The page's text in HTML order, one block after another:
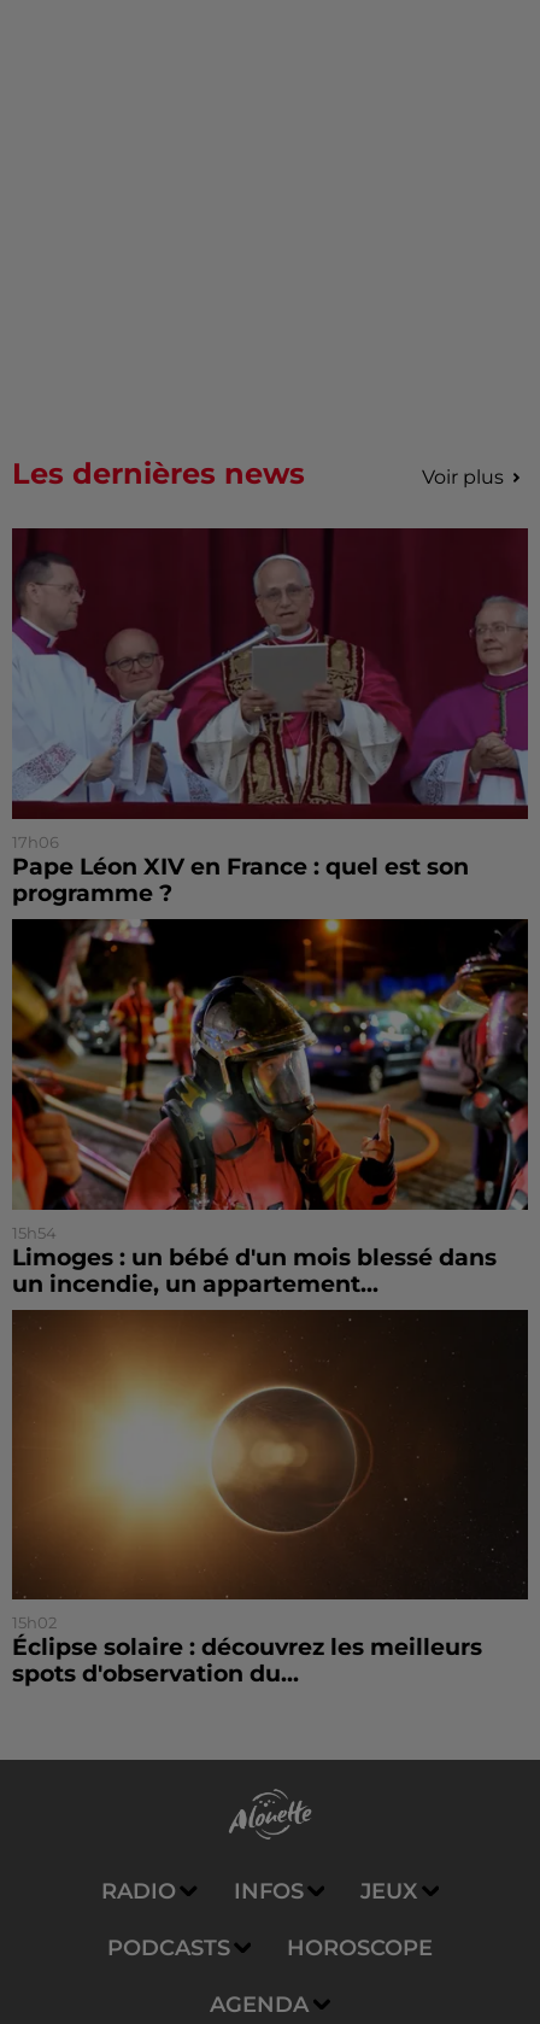
Les dernières news Voir plus
17h06
Pape Léon XIV en France : quel est son
programme ?
15h54
Limoges : un bébé d'un mois blessé dans
un incendie, un appartement...
15h02
Éclipse solaire : découvrez les meilleurs
spots d'observation du...
RADIO INFOS JEUX
PODCASTS HOROSCOPE
AGENDA